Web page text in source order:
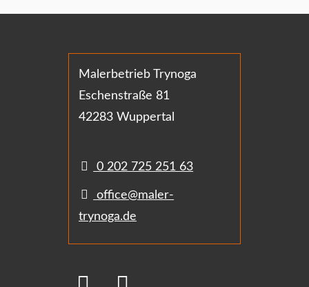
Malerbetrieb Trynoga
Eschenstraße 81
42283 Wuppertal
0 202 725 251 63
office@maler-
trynoga.de